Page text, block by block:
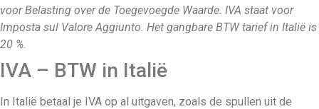
voor Belasting over de Toegevoegde Waarde. IVA staat voor
Imposta sul Valore Aggiunto. Het gangbare BTW tarief in Italië is
20 %.
IVA – BTW in Italië
In Italië betaal je IVA op al uitgaven, zoals de spullen uit de